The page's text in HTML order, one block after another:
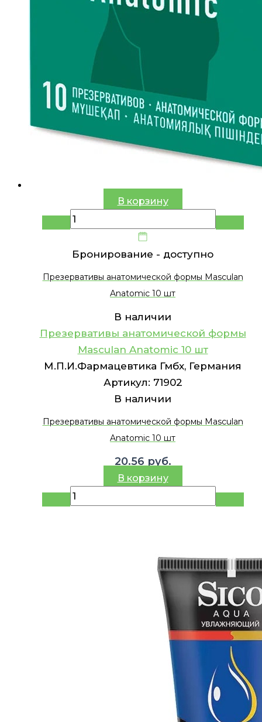
В корзину
Бронирование - доступно
Презервативы анатомической формы Masculan
Anatomic 10 шт
В наличии
Презервативы анатомической формы
Masculan Anatomic 10 шт
М.П.И.Фармацевтика Гмбх, Германия
Артикул: 71902
В наличии
Презервативы анатомической формы Masculan
Anatomic 10 шт
20.56 руб.
В корзину